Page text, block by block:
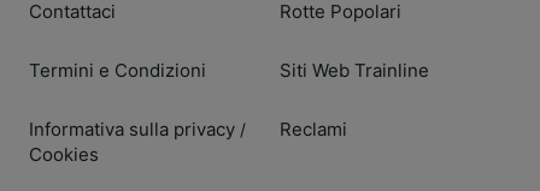
Contattaci
Termini e Condizioni
Informativa sulla privacy /
Cookies
Rotte Popolari
Siti Web Trainline
Reclami